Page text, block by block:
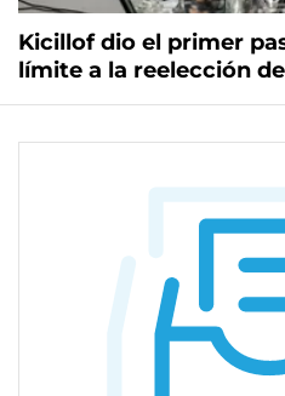
Kicillof dio el primer
límite a la reelección